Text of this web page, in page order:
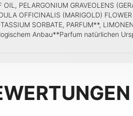
OIL, PELARGONIUM GRAVEOLENS
OFFICINALIS (MARIGOLD)
SORBATE, PARFUM**,
Anbau**Parfum natürlichen